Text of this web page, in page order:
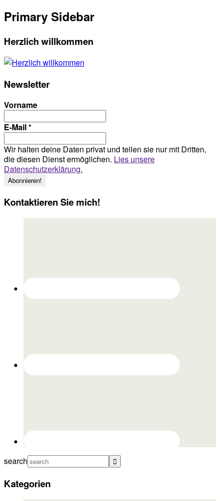
Primary Sidebar
Herzlich willkommen
Newsletter
Vorname
E-Mail*
Wir halten deine Daten privat und teilen sie nur mit Dritten,
die diesen Dienst ermöglichen. Lies unsere
Datenschutzerklärung.
Kontaktieren Sie mich!
search
Kategorien